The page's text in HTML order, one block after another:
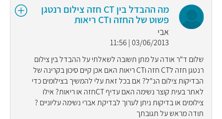
מה ההבדל בין CT חזה צילום רנטגן
פשוט של החזה וCT ריאות
אבי
03/06/2013 | 11:56
שלום ד"ר אודה על מתן תשובה לשאלתי על ההבדל בין צילום
רנטגן חזה לCT חזה וCT ריאות האם אכן קיים סיכון בקרינה של
הבדיקות צילום הנ"ל? אם בכל זאת עלי להמשיך בצילומים כדי
לאתר בעית קוצר נשימה האם עדיף CTחזה או ריאות? אילו
צילומים או בדיקות ניתן לערוך לבדיקת אברי נשימה עליוניים ?
תודה מראש על תגובתך